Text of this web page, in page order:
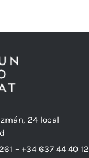
24 local
– +34 637 44 40 12